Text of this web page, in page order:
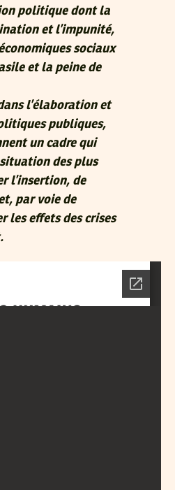
politique dont la
et l’impunité,
sociaux
et la peine de
l’élaboration et
publiques,
un cadre qui
des plus
l’insertion, de
par voie de
les effets des crises